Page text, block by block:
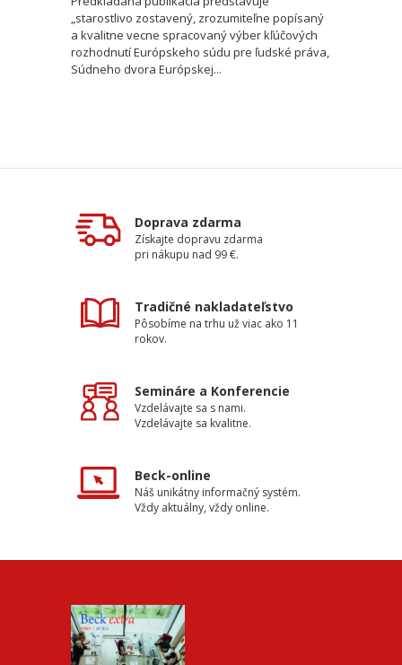
„starostlivo zostavený, zrozumiteľne popísaný
a kvalitne vecne spracovaný výber kľúčových
rozhodnutí Európskeho súdu pre ľudské práva,
Súdneho dvora Európskej...
Doprava zdarma
Získajte dopravu zdarma
pri nákupu nad 99 €.
Tradičné nakladateľstvo
Pôsobíme na trhu už viac ako 11
rokov.
Semináre a Konferencie
Vzdelávajte sa s nami.
Vzdelávajte sa kvalitne.
Beck-online
Náš unikátny informačný systém.
Vždy aktuálny, vždy online.